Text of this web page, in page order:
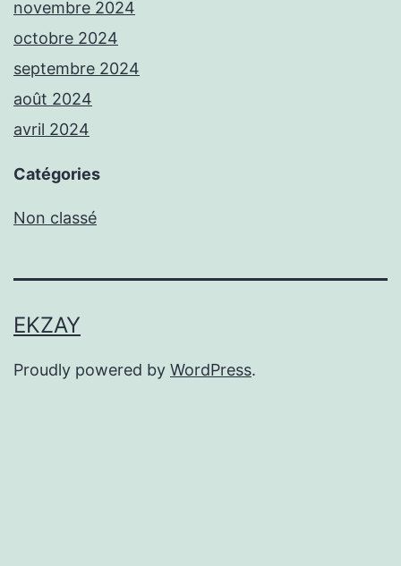
novembre 2024
octobre 2024
septembre 2024
août 2024
avril 2024
Catégories
Non classé
EKZAY
Proudly powered by WordPress.